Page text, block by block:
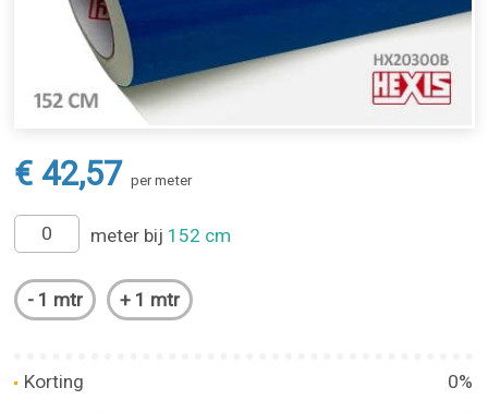
€ 42,57 per meter
meter bij 152 cm
Korting
0%